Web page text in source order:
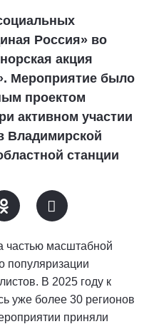
Россия» во
акция
Мероприятие было
проектом
активном участии
Владимирской
станции
частью масштабной
популяризации
В 2025 году к
уже более 30 регионов
приняли